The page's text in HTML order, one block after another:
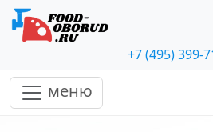
+7 (495) 399-
меню